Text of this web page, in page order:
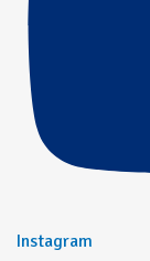
Instagram